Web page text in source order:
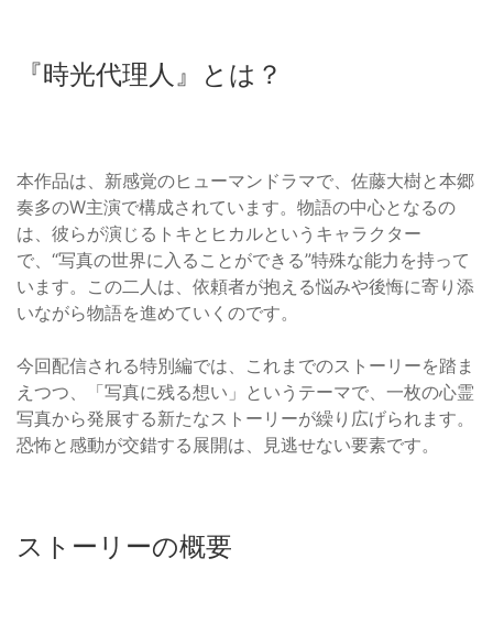
『時光代理人』とは？
本作品は、新感覚のヒューマンドラマで、佐藤大樹と本郷
奏多のW主演で構成されています。物語の中心となるの
は、彼らが演じるトキとヒカルというキャラクター
で、“写真の世界に入ることができる”特殊な能力を持って
います。この二人は、依頼者が抱える悩みや後悔に寄り添
いながら物語を進めていくのです。
今回配信される特別編では、これまでのストーリーを踏ま
えつつ、「写真に残る想い」というテーマで、一枚の心霊
写真から発展する新たなストーリーが繰り広げられます。
恐怖と感動が交錯する展開は、見逃せない要素です。
ストーリーの概要